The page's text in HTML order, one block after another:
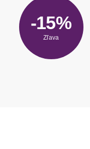
-15%
Zľava